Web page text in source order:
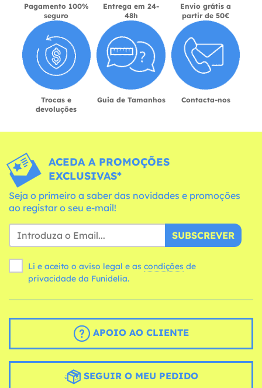
Pagamento 100%
seguro
Entrega em 24-
48h
Envio grátis a
partir de 50€
Trocas e
devoluções
Guia de Tamanhos Contacta-nos
ACEDA A PROMOÇÕES
EXCLUSIVAS*
Seja o primeiro a saber das novidades e promoções
ao registar o seu e-mail!
SUBSCREVER
Li e aceito o aviso legal e as condições
privacidade da Funidelia.
APOIO AO CLIENTE
SEGUIR O MEU PEDIDO